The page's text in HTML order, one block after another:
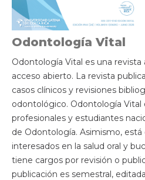
Odontología Vital
Odontología Vital es una revista
acceso abierto. La revista
casos clínicos y revisiones
odontológico. Odontología Vital
profesionales y estudiantes
de Odontología. Asimismo, está
interesados en la salud oral y
tiene cargos por revisión o
publicación es semestral,